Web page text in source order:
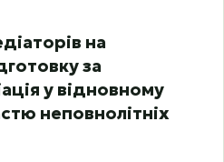
на
за
у відновному
неповнолітніх